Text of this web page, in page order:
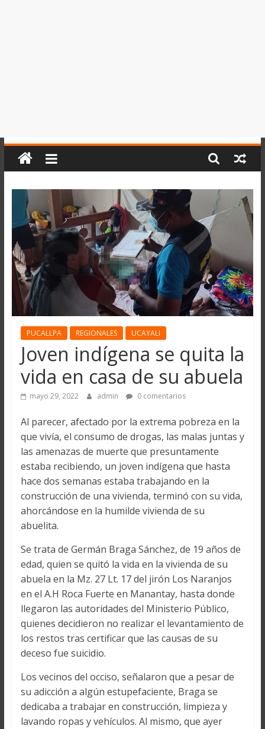
PUCALLPA REGIONALES UCAYALI
Joven indígena se quita la
vida en casa de su abuela
mayo 29, 2022 admin 0 comentarios
Al parecer, afectado por la extrema pobreza en la
que vivía, el consumo de drogas, las malas juntas y
las amenazas de muerte que presuntamente
estaba recibiendo, un joven indígena que hasta
hace dos semanas estaba trabajando en la
construcción de una vivienda, terminó con su vida,
ahorcándose en la humilde vivienda de su
abuelita.
Se trata de Germán Braga Sánchez, de 19 años de
edad, quien se quitó la vida en la vivienda de su
abuela en la Mz. 27 Lt. 17 del jirón Los Naranjos
en el A.H Roca Fuerte en Manantay, hasta donde
llegaron las autoridades del Ministerio Público,
quienes decidieron no realizar el levantamiento de
los restos tras certificar que las causas de su
deceso fue suicidio.
Los vecinos del occiso, señalaron que a pesar de
su adicción a algún estupefaciente, Braga se
dedicaba a trabajar en construcción, limpieza y
lavando ropas y vehículos. Al mismo, que ayer